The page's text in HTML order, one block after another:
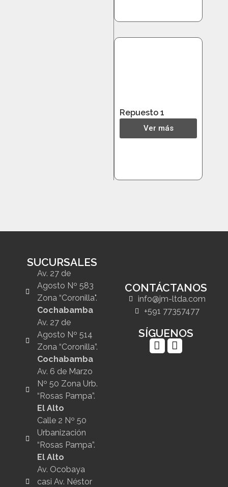
Repuesto 1
Ver más
SUCURSALES
Av. 27 de
Agosto Nº 583
Zona “Coronilla".
Cochabamba
Av. 27 de
Agosto Nº 514
Zona “Coronilla”.
Cochabamba
Av. 6 de Marzo
Nº 50 Zona Urb.
“Rosas Pampa”.
El Alto
Calle 2 Nº 50
Urbanización
“Rosas Pampa”.
El Alto
Av. Ocobaya
casi Av. Néstor
CONTÁCTANOS
info@jm-ltda.com
+591 77357477
SÍGUENOS